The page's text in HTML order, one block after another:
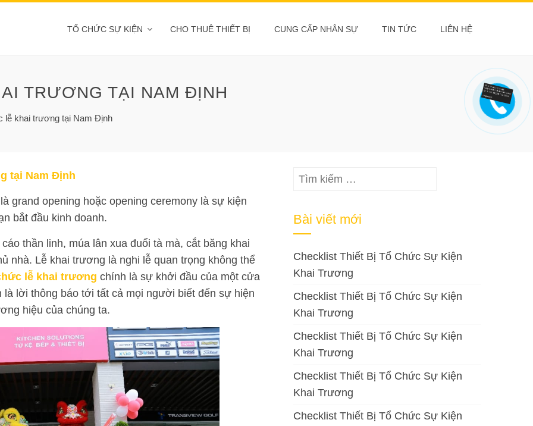
TỔ CHỨC SỰ KIỆN CHO THUÊ THIẾT BỊ CUNG CẤP NHÂN SỰ TIN TỨC LIÊN HỆ
TRƯƠNG TẠI NAM ĐỊNH
lễ khai trương tại Nam Định
tại Nam Định
grand opening hoặc opening ceremony là sự kiện
bắt đầu kinh doanh.
thần linh, múa lân xua đuổi tà mà, cắt băng khai
nhà. Lễ khai trương là nghi lễ quan trọng không thể
lễ khai trương chính là sự khởi đầu của một cửa
lời thông báo tới tất cả mọi người biết đến sự hiện
hiệu của chúng ta.
Tìm
Bài viết mới
Checklist Thiết Bị Tổ Chức Sự Kiện
Khai Trương
Checklist Thiết Bị Tổ Chức Sự Kiện
Khai Trương
Checklist Thiết Bị Tổ Chức Sự Kiện
Khai Trương
Checklist Thiết Bị Tổ Chức Sự Kiện
Khai Trương
Checklist Thiết Bị Tổ Chức Sự Kiện